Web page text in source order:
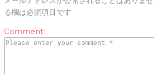
る欄は必須項目です
Comment: